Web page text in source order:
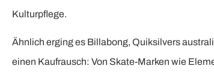
Kulturpflege.
Ähnlich erging es Billabong, Quiksilvers
einen Kaufrausch: Von Skate-Marken wie